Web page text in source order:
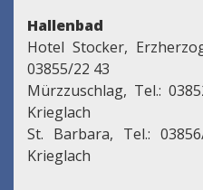
Hallenbad
Hotel Stocker,
03855/22 43
Mürzzuschlag, Tel.:
Krieglach
St. Barbara, Tel.:
Krieglach